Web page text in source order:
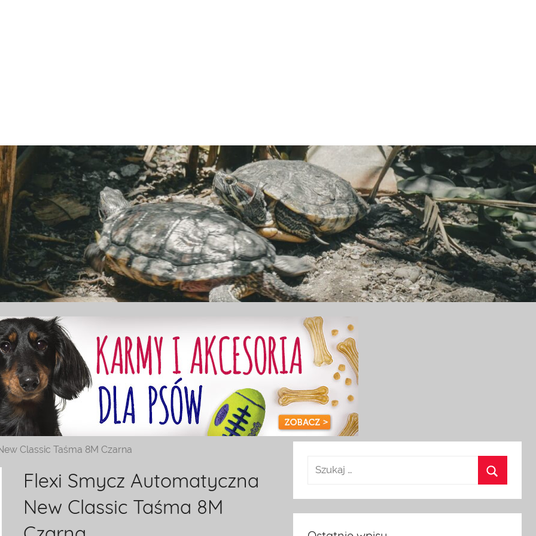
Classic Taśma 8M Czarna
Flexi Smycz Automatyczna
New Classic Taśma 8M